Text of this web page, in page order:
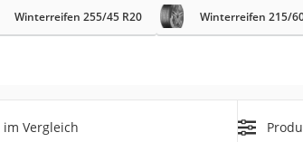
Winterreifen 255/45 R20 Winterreifen 215/
im Vergleich